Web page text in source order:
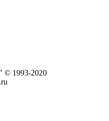
© 1993-2020